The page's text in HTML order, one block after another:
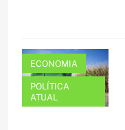
ECONOMIA
POLÍTICA
ATUAL